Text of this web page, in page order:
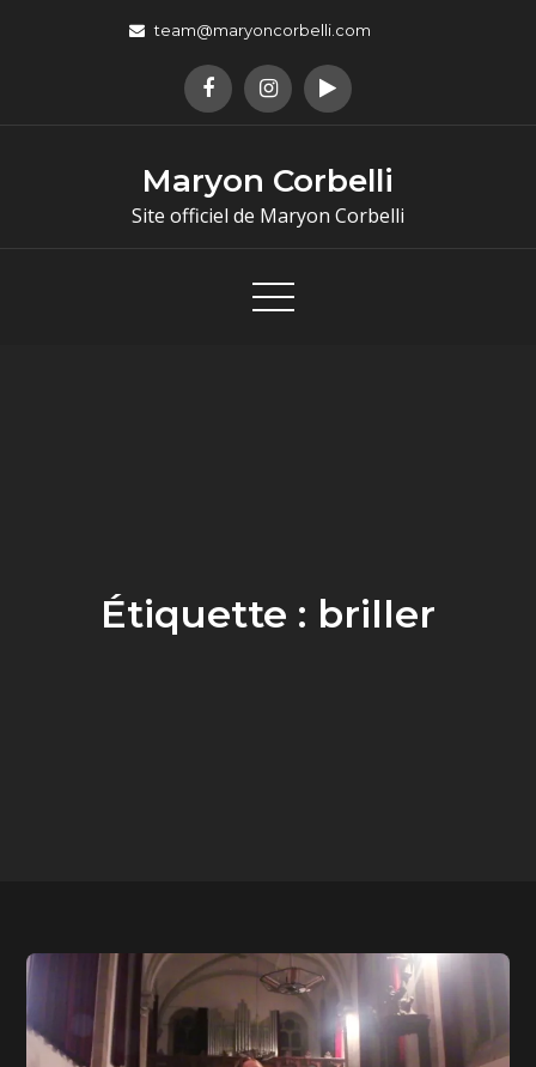
team@maryoncorbelli.com
Maryon Corbelli
Site officiel de Maryon Corbelli
Étiquette : briller